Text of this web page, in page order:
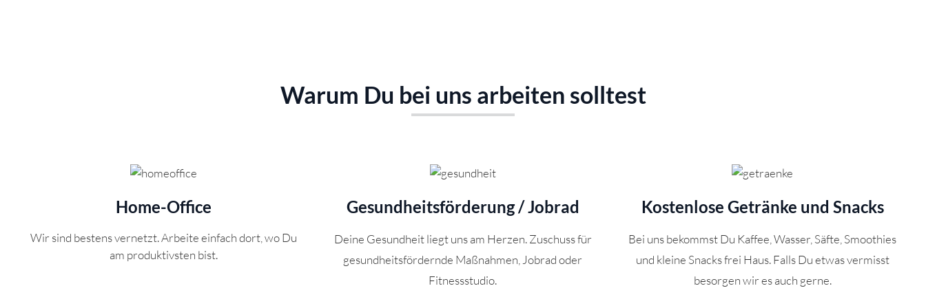
Warum Du bei uns arbeiten solltest
Home-Office
Wir sind bestens vernetzt. Arbeite einfach dort, wo Du
am produktivsten bist.
Gesundheitsförderung / Jobrad
Deine Gesundheit liegt uns am Herzen. Zuschuss für
gesundheitsfördernde Maßnahmen, Jobrad oder
Fitnessstudio.
Kostenlose Getränke und Snacks
Bei uns bekommst Du Kaffee, Wasser, Säfte, Smoothies
und kleine Snacks frei Haus. Falls Du etwas vermisst
besorgen wir es auch gerne.